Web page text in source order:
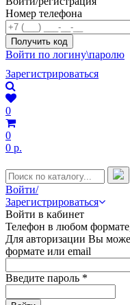
Номер телефона
Войти по логину\паролю
Зарегистрироваться
0
0
0 р.
Войти/
Зарегистрироваться
Войти в кабинет
Телефон в любом
Для авторизации Вы
формате или email
Введите пароль *